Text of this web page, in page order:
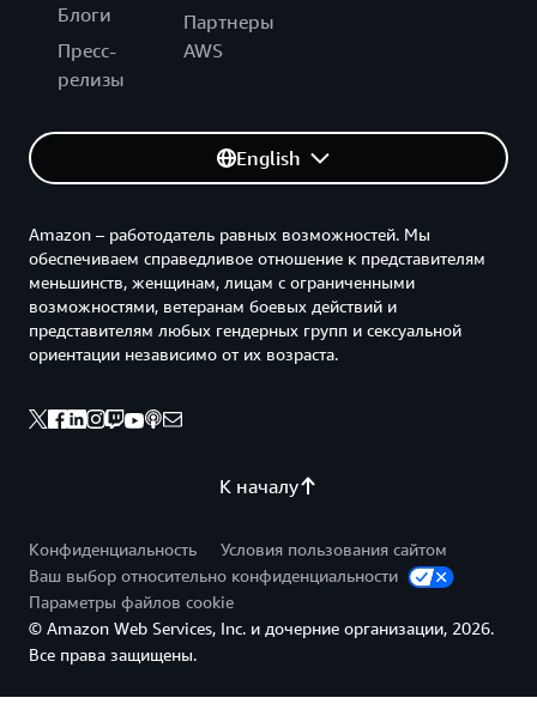
Блоги
Пресс-
релизы
Партнеры
AWS
English
К началу
Amazon – работодатель равных возможностей. Мы
обеспечиваем справедливое отношение к представителям
меньшинств, женщинам, лицам с ограниченными
возможностями, ветеранам боевых действий и
представителям любых гендерных групп и сексуальной
ориентации независимо от их возраста.
Конфиденциальность
Условия пользования сайтом
Ваш выбор относительно конфиденциальности
Параметры файлов cookie
© Amazon Web Services, Inc. и дочерние организации, 2026.
Все права защищены.